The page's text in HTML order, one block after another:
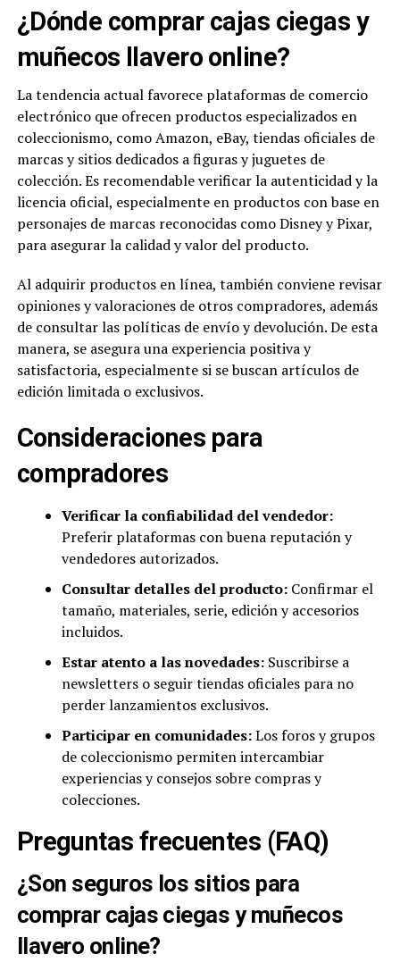
¿Dónde comprar cajas ciegas y
muñecos llavero online?
La tendencia actual favorece plataformas de comercio
electrónico que ofrecen productos especializados en
coleccionismo, como Amazon, eBay, tiendas oficiales de
marcas y sitios dedicados a figuras y juguetes de
colección. Es recomendable verificar la autenticidad y la
licencia oficial, especialmente en productos con base en
personajes de marcas reconocidas como Disney y Pixar,
para asegurar la calidad y valor del producto.
Al adquirir productos en línea, también conviene revisar
opiniones y valoraciones de otros compradores, además
de consultar las políticas de envío y devolución. De esta
manera, se asegura una experiencia positiva y
satisfactoria, especialmente si se buscan artículos de
edición limitada o exclusivos.
Consideraciones para
compradores
Verificar la confiabilidad del vendedor:
Preferir plataformas con buena reputación y
vendedores autorizados.
Consultar detalles del producto:Confirmar el
tamaño, materiales, serie, edición y accesorios
incluidos.
Estar atento a las novedades:Suscribirse a
newsletters o seguir tiendas oficiales para no
perder lanzamientos exclusivos.
Participar en comunidades:Los foros y grupos
de coleccionismo permiten intercambiar
experiencias y consejos sobre compras y
colecciones.
Preguntas frecuentes (FAQ)
¿Son seguros los sitios para
comprar cajas ciegas y muñecos
llavero online?